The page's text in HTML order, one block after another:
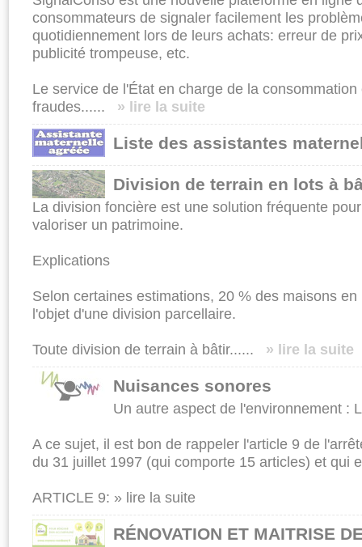
consommateurs de signaler facilement les
quotidiennement lors de leurs achats: erreur de
publicité trom­peuse, etc.
Le service de l'État en charge de la
fraudes......
» lire la suite
Liste des assistantes
Division de terrain en lots à
La division foncière est une solution fréquente
valoriser un patrimoine.
Explications
Selon certaines estima­tions, 20 % des maisons
l'objet d'une division par­cellaire.
Toute division de terrain à bâtir...... » lire la suite
Nuisances sonores
Un autre aspect de l'environnement :
A ce sujet, il est bon de rappeler l'article 9 de
du 31 juillet 1997 (qui comporte 15 articles) et qui
ARTICLE 9: » lire la suite
RÉNOVATION ET MAITRISE